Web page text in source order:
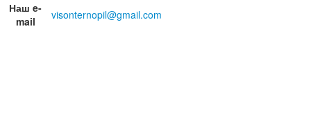
Наш e-
mail
visonternopil@gmail.com